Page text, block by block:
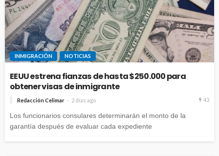
INMIGRACIÓN NOTICIAS
EEUU estrena fianzas de hasta $250.000 para
obtener visas de inmigrante
Redacción Celimar 2 días ago 43
Los funcionarios consulares determinarán el monto de la
garantía después de evaluar cada expediente